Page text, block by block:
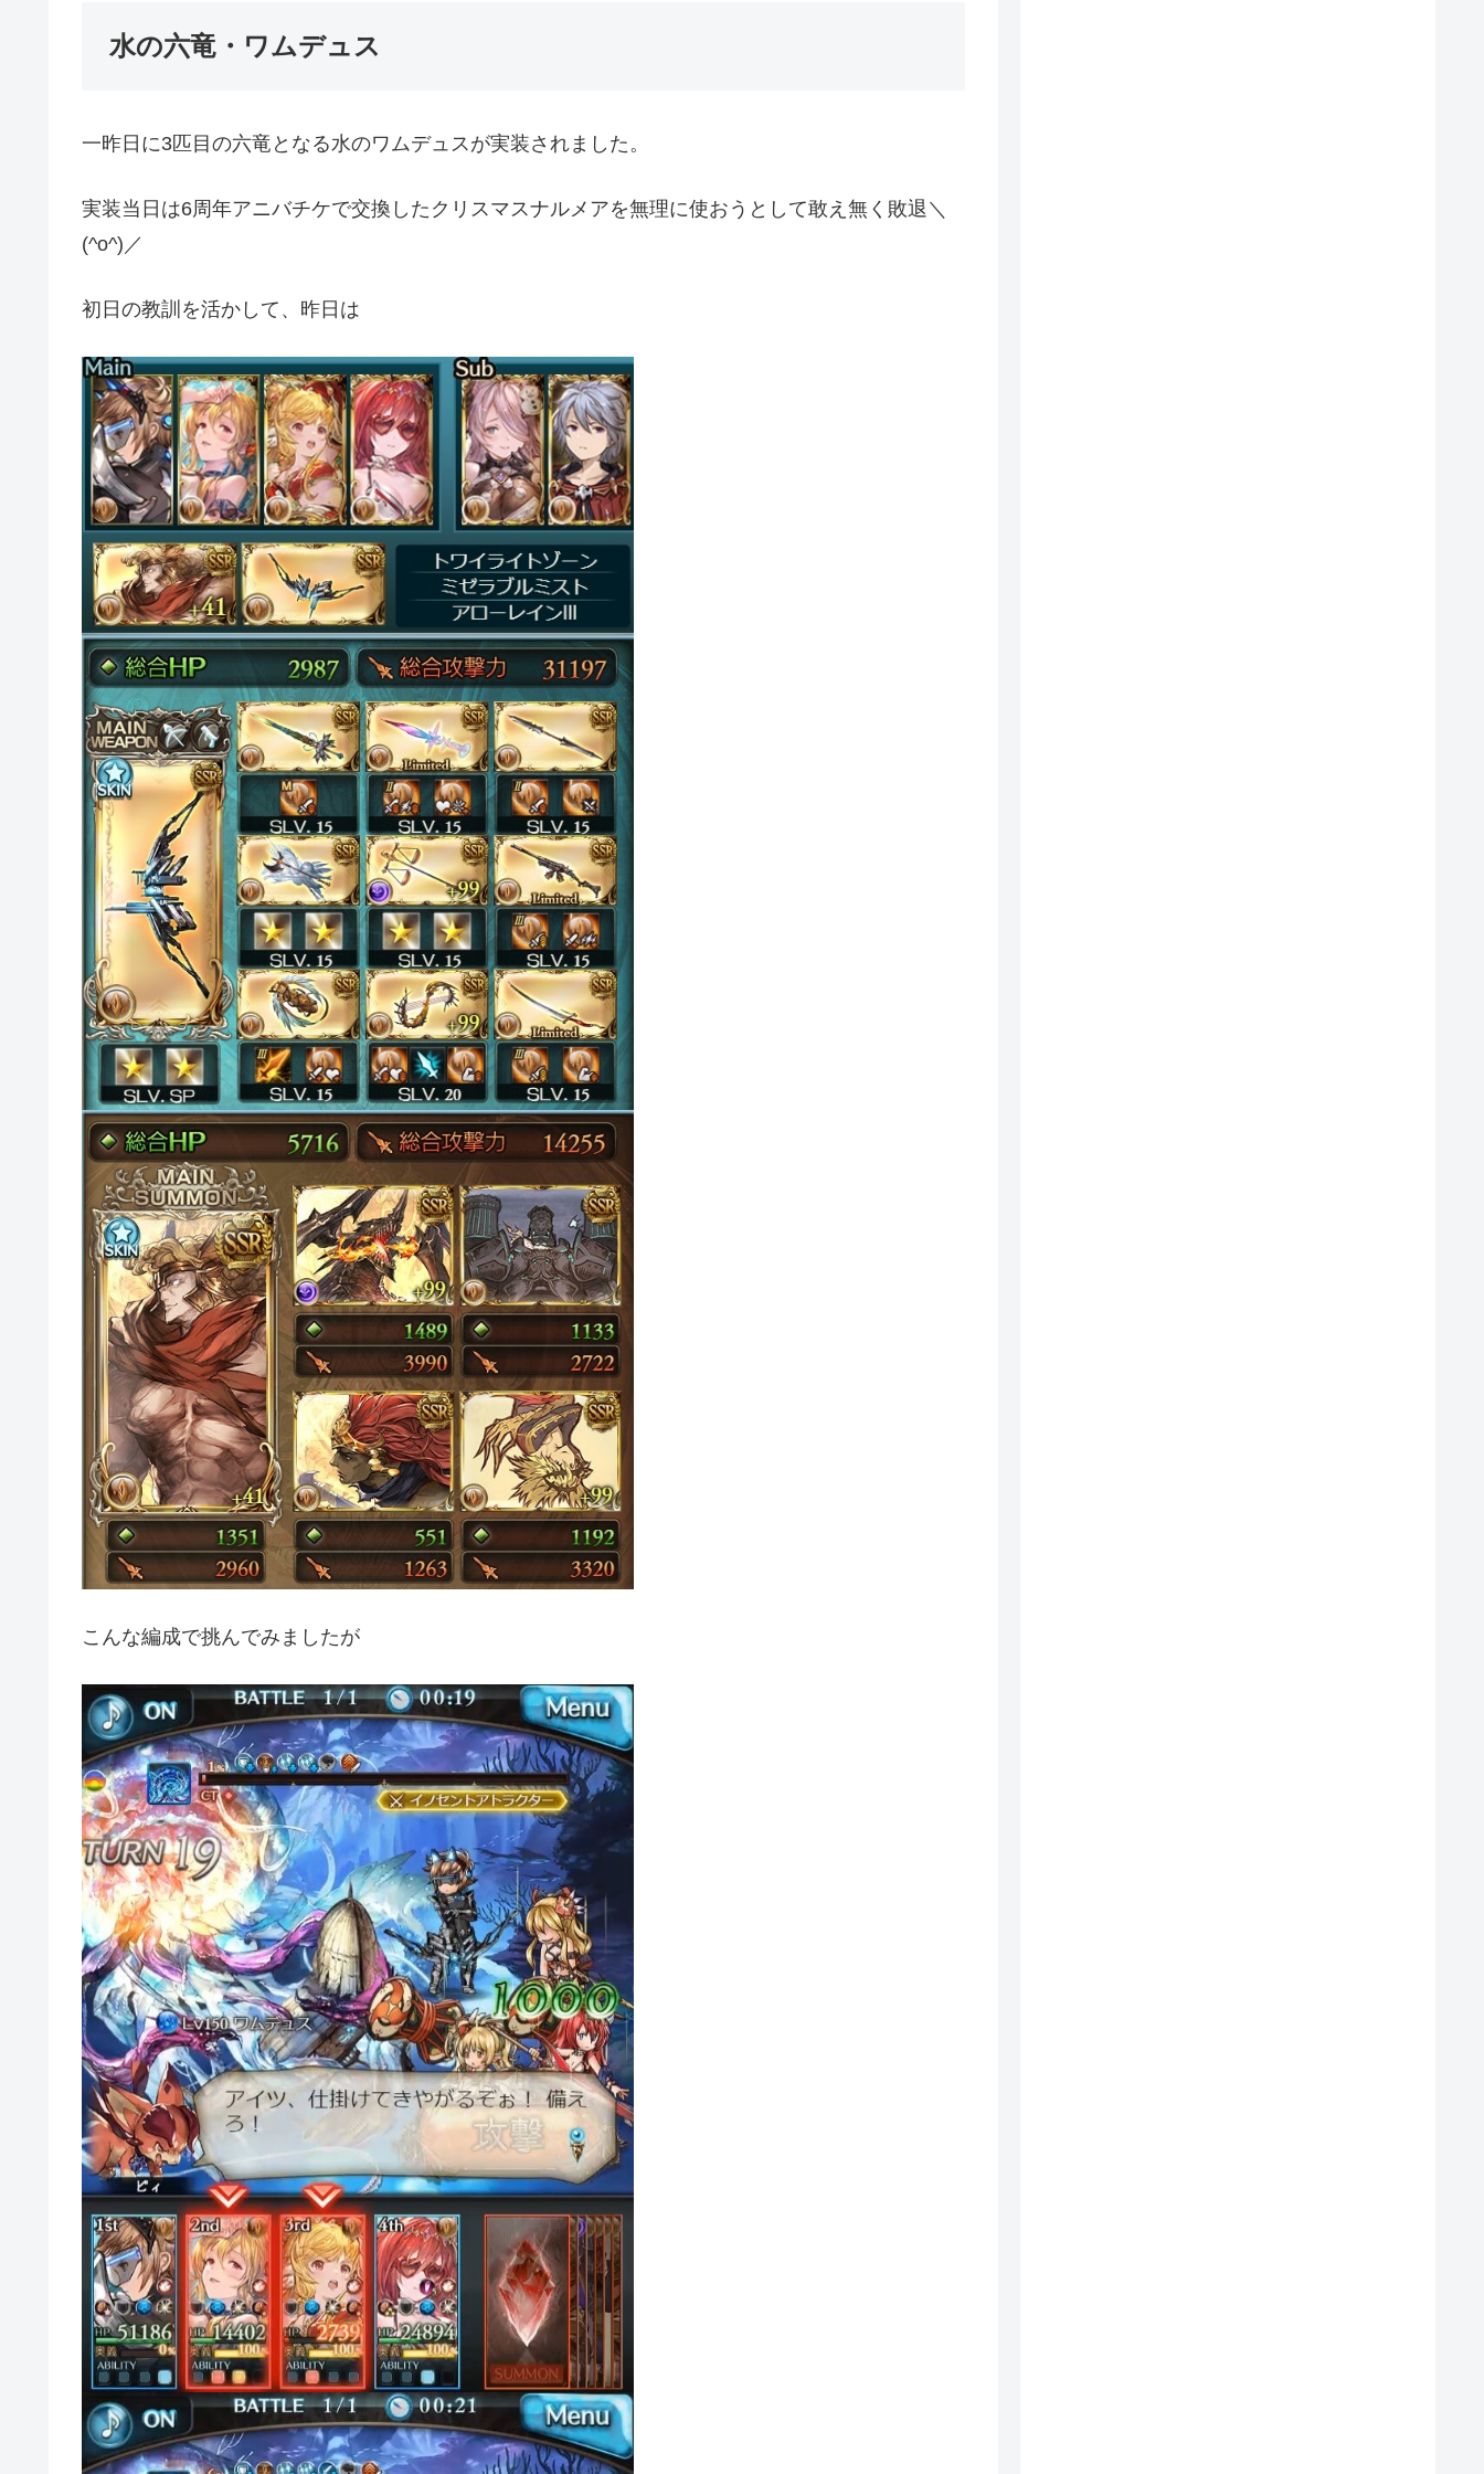
水の六竜・ワムデュス
一昨日に3匹目の六竜となる水のワムデュスが実装されました。
実装当日は6周年アニバチケで交換したクリスマスナルメアを無理に使おうとして敢え無く敗退＼
(^o^)／
初日の教訓を活かして、昨日は
こんな編成で挑んでみましたが